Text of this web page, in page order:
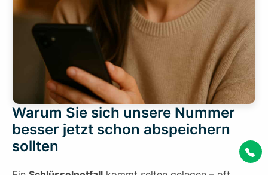
Warum Sie sich unsere Nummer
besser jetzt schon abspeichern
sollten